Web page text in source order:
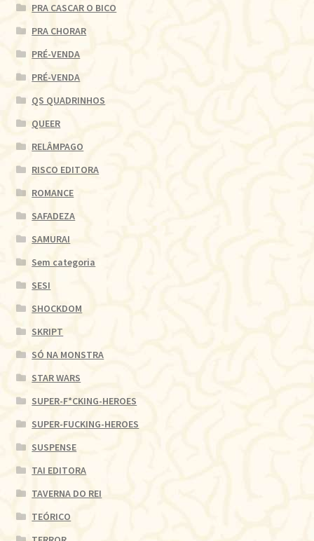
PRA CASCAR O BICO
PRA CHORAR
PRÉ-VENDA
PRÉ-VENDA
QS QUADRINHOS
QUEER
RELÂMPAGO
RISCO EDITORA
ROMANCE
SAFADEZA
SAMURAI
Sem categoria
SESI
SHOCKDOM
SKRIPT
SÓ NA MONSTRA
STAR WARS
SUPER-F*CKING-HEROES
SUPER-FUCKING-HEROES
SUSPENSE
TAI EDITORA
TAVERNA DO REI
TEÓRICO